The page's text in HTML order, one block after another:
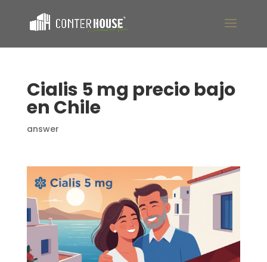
Cialis 5 mg precio bajo
en Chile
answer